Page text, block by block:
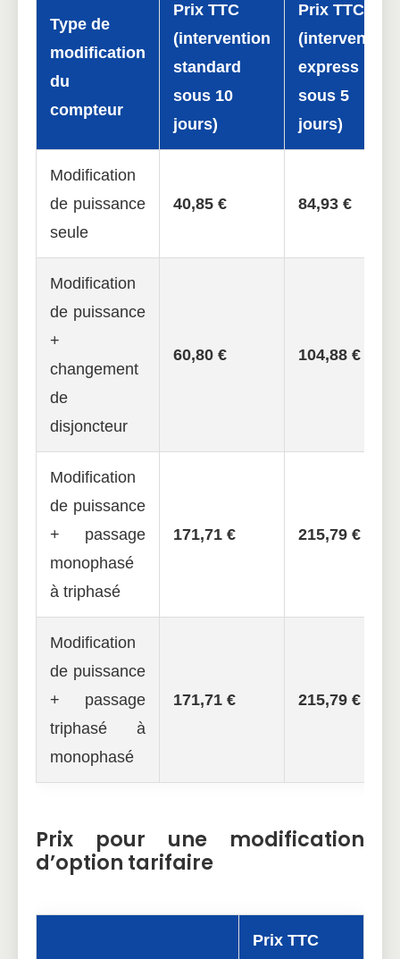
Type de
modification
du
compteur
Prix TTC
(intervention
standard
sous 10
jours)
Prix TTC
(intervention
express
sous 5
jours)
Modification
de puissance
seule
40,85 € 84,93 €
Modification
de puissance
+
changement
de
disjoncteur
60,80 € 104,88 €
Modification
de puissance
+ passage
monophasé
à triphasé
171,71 € 215,79 €
Modification
de puissance
+ passage
triphasé à
monophasé
171,71 € 215,79 €
Prix pour une modification
d’option tarifaire
Prix TTC